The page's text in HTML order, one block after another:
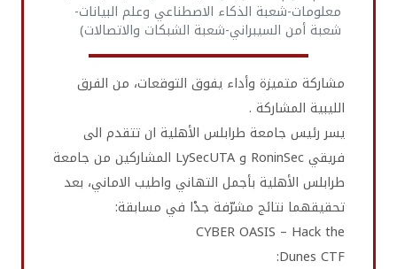
معلومات-شعبة الذكاء الاصطناعي وعلم البيانات-
شعبة أمن السيبراني-شعبة الشبكات والاتصالات)
مشاركة متميزة وأداء يفوق التوقعات، من الفرق
الليبية المشاركة .
يسر رئيس جامعة طرابلس الأهلية ان تتقدم الى
فريقي RoninSec و LySecUTA المشاركين من جامعة
طرابلس الأهلية بأجمل التهاني واطيب الاماني، بعد
تحقيقهما نتائج مشرّفة جدْا في مسابقة: